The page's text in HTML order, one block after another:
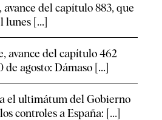
avance del capítulo 883, que
lunes [...]
avance del capítulo 462
de agosto: Dámaso [...]
el ultimátum del Gobierno
controles a España: [...]